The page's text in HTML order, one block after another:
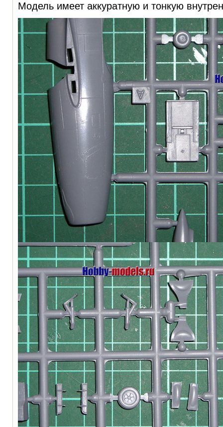
Модель имеет аккуратную и тонкую